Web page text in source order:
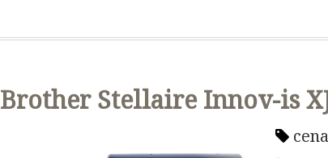
Brother Stellaire Innov-is